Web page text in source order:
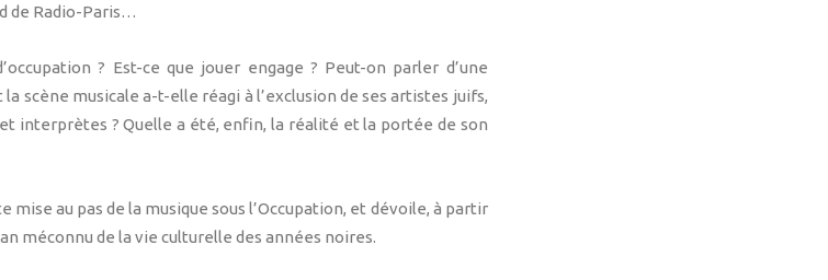
de Radio-Paris…
? Est-ce que jouer engage ? Peut-on parler d’une
scène musicale a-t-elle réagi à l’exclusion de ses artistes juifs,
interprètes ? Quelle a été, enfin, la réalité et la portée de son
au pas de la musique sous l’Occupation, et dévoile, à partir
méconnu de la vie culturelle des années noires.